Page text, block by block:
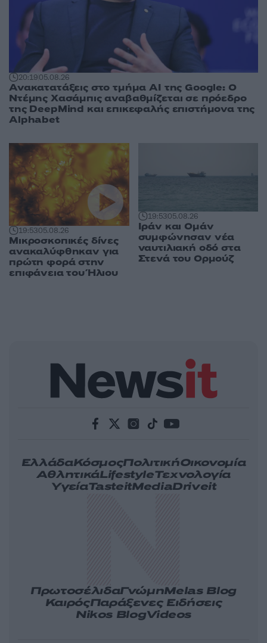
20:1905.08.26
Ανακατατάξεις στο τμήμα AI της Google: Ο
Ντέμης Χασάμπις αναβαθμίζεται σε πρόεδρο
της DeepMind και επικεφαλής επιστήμονα της
Alphabet
19:5305.08.26
Μικροσκοπικές δίνες
ανακαλύφθηκαν για
πρώτη φορά στην
επιφάνεια του Ήλιου
19:5305.08.26
Ιράν και Ομάν
συμφώνησαν νέα
ναυτιλιακή οδό στα
Στενά του Ορμούζ
ΕλλάδαΚόσμοςΠολιτικήΟικονομία
ΑθλητικάLifestyleΤεχνολογία
ΥγείαTasteitMediaDriveit
ΠρωτοσέλιδαΓνώμηMelas Blog
ΚαιρόςΠαράξενες Ειδήσεις
Nikos BlogVideos